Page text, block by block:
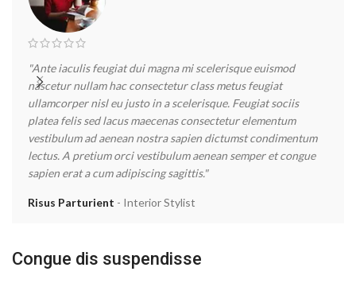
"Ante iaculis feugiat dui magna mi scelerisque euismod
nascetur nullam hac consectetur class metus feugiat
ullamcorper nisl eu justo in a scelerisque. Feugiat sociis
platea felis sed lacus maecenas consectetur elementum
vestibulum ad aenean nostra sapien dictumst condimentum
lectus. A pretium orci vestibulum aenean semper et congue
sapien erat a cum adipiscing sagittis."
Risus Parturient Interior Stylist
Congue dis suspendisse